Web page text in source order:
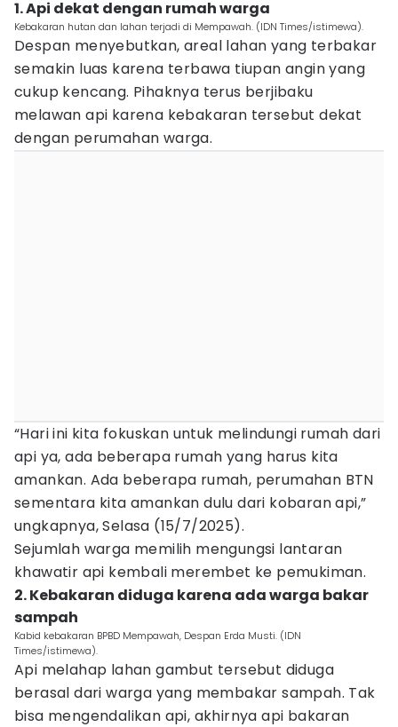
1. Api dekat dengan rumah warga
Kebakaran hutan dan lahan terjadi di Mempawah. (IDN Times/istimewa).
Despan menyebutkan, areal lahan yang terbakar
semakin luas karena terbawa tiupan angin yang
cukup kencang. Pihaknya terus berjibaku
melawan api karena kebakaran tersebut dekat
dengan perumahan warga.
“Hari ini kita fokuskan untuk melindungi rumah dari
api ya, ada beberapa rumah yang harus kita
amankan. Ada beberapa rumah, perumahan BTN
sementara kita amankan dulu dari kobaran api,”
ungkapnya, Selasa (15/7/2025).
Sejumlah warga memilih mengungsi lantaran
khawatir api kembali merembet ke pemukiman.
2. Kebakaran diduga karena ada warga bakar
sampah
Kabid kebakaran BPBD Mempawah, Despan Erda Musti. (IDN
Times/istimewa).
Api melahap lahan gambut tersebut diduga
berasal dari warga yang membakar sampah. Tak
bisa mengendalikan api, akhirnya api bakaran